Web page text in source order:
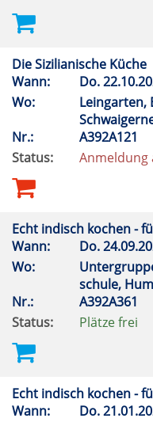
Die Sizilianische Küche
Wann:
Do.
Wo:
Leingarten,
Nr.:
A392A121
Status:
Anmeldung
Echt indisch kochen -
Wann:
Do.
Wo:
schule,
Nr.:
A392A361
Status:
Plätze frei
Echt indisch kochen -
Wann:
Do.